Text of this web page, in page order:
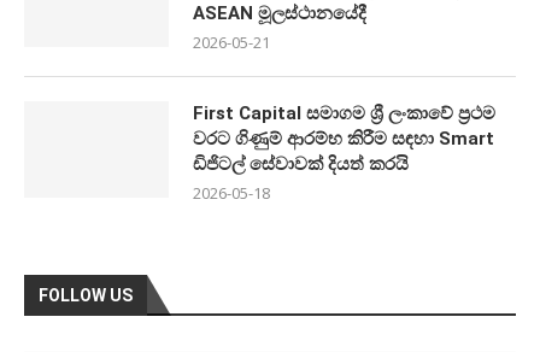
ASEAN මූලස්ථානයේදී
2026-05-21
First Capital සමාගම ශ්‍රී ලංකාවේ ප්‍රථම
වරට ගිණුම් ආරම්භ කිරීම සඳහා Smart
ඩිජිටල් සේවාවක් දියත් කරයි
2026-05-18
FOLLOW US